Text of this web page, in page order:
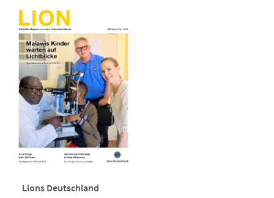
Lions Deutschland